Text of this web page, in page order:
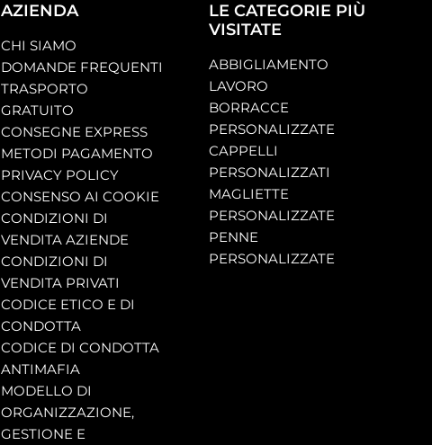
AZIENDA
CHI SIAMO
DOMANDE FREQUENTI
TRASPORTO
GRATUITO
CONSEGNE EXPRESS
METODI PAGAMENTO
PRIVACY POLICY
CONSENSO AI COOKIE
CONDIZIONI DI
VENDITA AZIENDE
CONDIZIONI DI
VENDITA PRIVATI
CODICE ETICO E DI
CONDOTTA
CODICE DI CONDOTTA
ANTIMAFIA
MODELLO DI
ORGANIZZAZIONE,
GESTIONE E
LE CATEGORIE PIÙ
VISITATE
ABBIGLIAMENTO
LAVORO
BORRACCE
PERSONALIZZATE
CAPPELLI
PERSONALIZZATI
MAGLIETTE
PERSONALIZZATE
PENNE
PERSONALIZZATE